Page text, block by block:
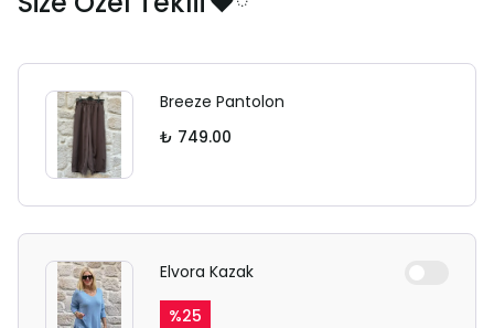
Breeze Pantolon
₺ 749.00
Elvora Kazak
%25